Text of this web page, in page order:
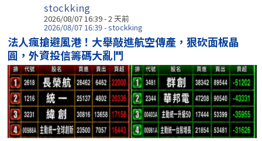
stockking
2026/08/07 16:39 - 2 天前
2026/08/07 16:39 - stockking
法人瘋搶避風港！大舉敲進航空傳產，狠砍面板晶
圓，外資投信籌碼大亂鬥